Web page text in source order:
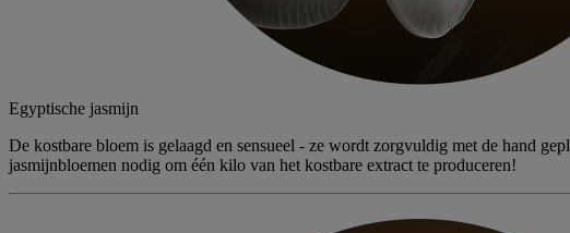
Egyptische jasmijn
De kostbare bloem is gelaagd en sensueel - ze wordt zorgvuldig met de hand
jasmijnbloemen nodig om één kilo van het kostbare extract te produceren!